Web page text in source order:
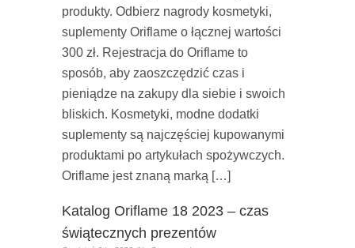
produkty. Odbierz nagrody kosmetyki,
suplementy Oriflame o łącznej wartości
300 zł. Rejestracja do Oriflame to
sposób, aby zaoszczędzić czas i
pieniądze na zakupy dla siebie i swoich
bliskich. Kosmetyki, modne dodatki
suplementy są najczęściej kupowanymi
produktami po artykułach spożywczych.
Oriflame jest znaną marką […]
Katalog Oriflame 18 2023 – czas
świątecznych prezentów